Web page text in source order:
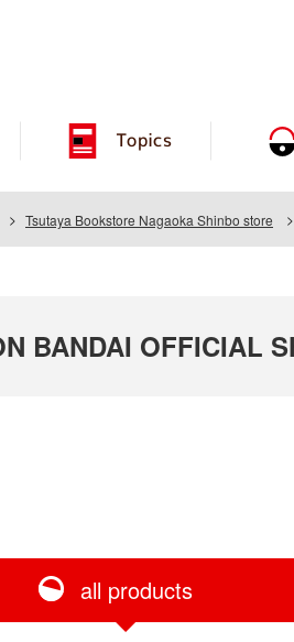
Topics
Tsutaya Bookstore Nagaoka Shinbo store
BANDAI OFFICIAL
all products